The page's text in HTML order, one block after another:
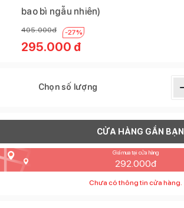
bao bì ngẫu nhiên)
405.000đ -27%
295.000 đ
Chọn số lượng
CỬA HÀNG GẦN BẠN
Giá mua tại cửa hàng
292.000đ
Chưa có thông tin cửa hàng.